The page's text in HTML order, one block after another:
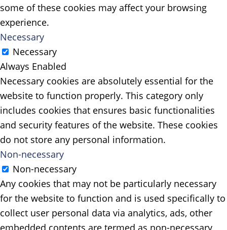
some of these cookies may affect your browsing
experience.
Necessary
Necessary
Always Enabled
Necessary cookies are absolutely essential for the
website to function properly. This category only
includes cookies that ensures basic functionalities
and security features of the website. These cookies
do not store any personal information.
Non-necessary
Non-necessary
Any cookies that may not be particularly necessary
for the website to function and is used specifically to
collect user personal data via analytics, ads, other